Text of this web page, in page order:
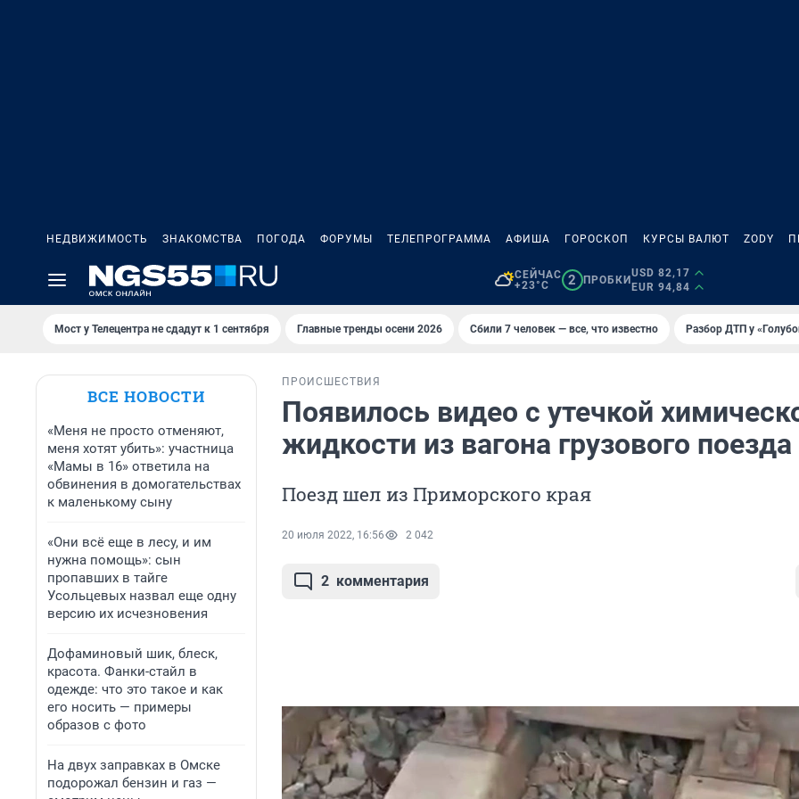
НЕДВИЖИМОСТЬ ЗНАКОМСТВА ПОГОДА ФОРУМЫ ТЕЛЕПРОГРАММА АФИША ГОРОСКОП КУРСЫ ВАЛЮТ ZODY
СЕЙЧАС
+23°C
2 ПРОБКИ
USD 82,17
EUR 94,84
Мост у Телецентра не сдадут к 1 сентября Главные тренды осени 2026 Сбили 7 человек — все, что известно Разбор ДТП у
ВСЕ НОВОСТИ
«Меня не просто отменяют,
меня хотят убить»: участница
«Мамы в 16» ответила на
обвинения в домогательствах
к маленькому сыну
«Они всё еще в лесу, и им
нужна помощь»: сын
пропавших в тайге
Усольцевых назвал еще одну
версию их исчезновения
Дофаминовый шик, блеск,
красота. Фанки-стайл в
одежде: что это такое и как
его носить — примеры
образов с фото
На двух заправках в Омске
подорожал бензин и газ —
ПРОИСШЕСТВИЯ
Появилось видео с утечкой
жидкости из вагона грузового поезда
Поезд шел из Приморского края
20 июля 2022, 16:56 2 042
2 комментария